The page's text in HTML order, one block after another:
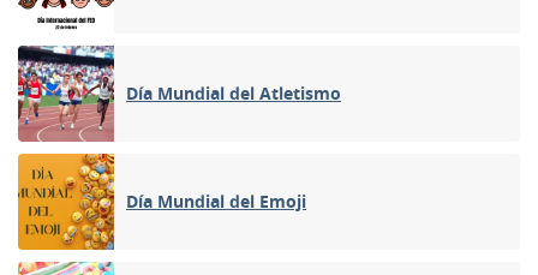
Día Mundial del Atletismo
Día Mundial del Emoji